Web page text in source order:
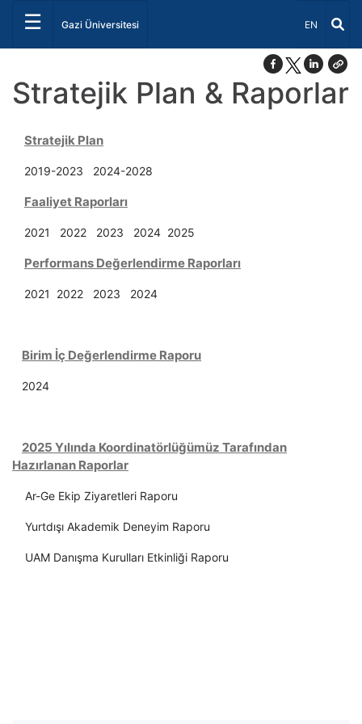
☰ Gazi Üniversitesi Dil Seçiniz
EN
Stratejik Plan & Raporlar
Stratejik Plan
2019-2023 2024-2028
Faaliyet Raporları
2021 2022 2023 2024 2025
Performans Değerlendirme Raporları
2021 2022 2023 2024
Birim İç Değerlendirme Raporu
2024
2025 Yılında Koordinatörlüğümüz Tarafından
Hazırlanan Raporlar
Ar-Ge Ekip Ziyaretleri Raporu
Yurtdışı Akademik Deneyim Raporu
UAM Danışma Kurulları Etkinliği Raporu